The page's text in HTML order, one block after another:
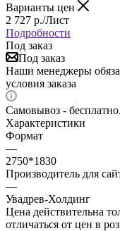
Варианты цен
2 727 р./Лист
Подробности
Под заказ
Под заказ
Наши менеджеры
условия заказа
Самовывоз - бесплатно.
Характеристики
Формат
—
2750*1830
Производитель для
—
Увадрев-Холдинг
Цена действительна
отличаться от цен в